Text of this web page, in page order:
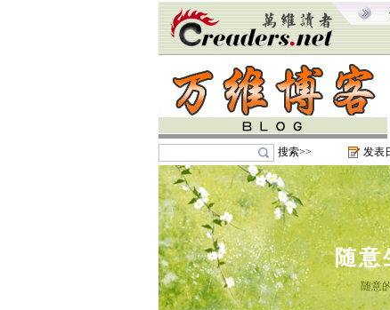
搜索>> 发表
随意
随意